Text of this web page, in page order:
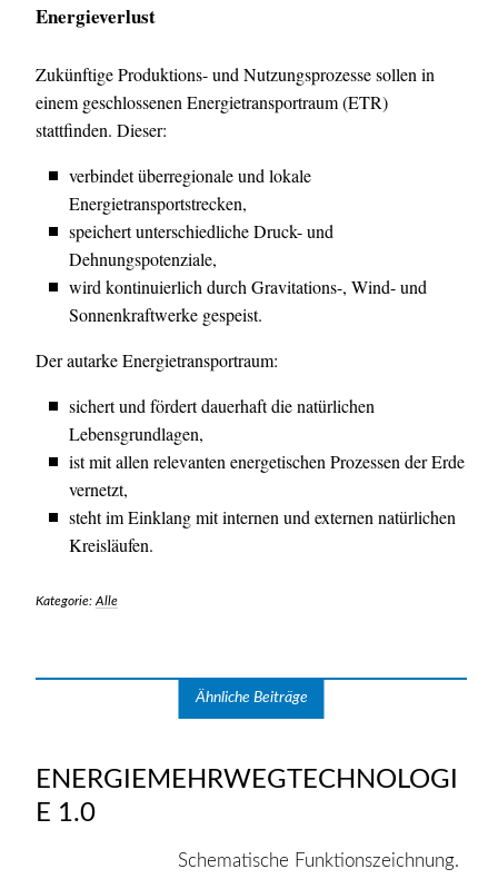
Energieverlust
Zukünftige Produktions- und Nutzungsprozesse sollen in
einem geschlossenen Energietransportraum (ETR)
stattfinden. Dieser:
verbindet überregionale und lokale
Energietransportstrecken,
speichert unterschiedliche Druck- und
Dehnungspotenziale,
wird kontinuierlich durch Gravitations-, Wind- und
Sonnenkraftwerke gespeist.
Der autarke Energietransportraum:
sichert und fördert dauerhaft die natürlichen
Lebensgrundlagen,
ist mit allen relevanten energetischen Prozessen der Erde
vernetzt,
steht im Einklang mit internen und externen natürlichen
Kreisläufen.
Kategorie: Alle
Ähnliche Beiträge
ENERGIEMEHRWEGTECHNOLOGI
E 1.0
Schematische Funktionszeichnung.